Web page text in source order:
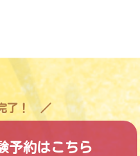
了！
予約はこちら